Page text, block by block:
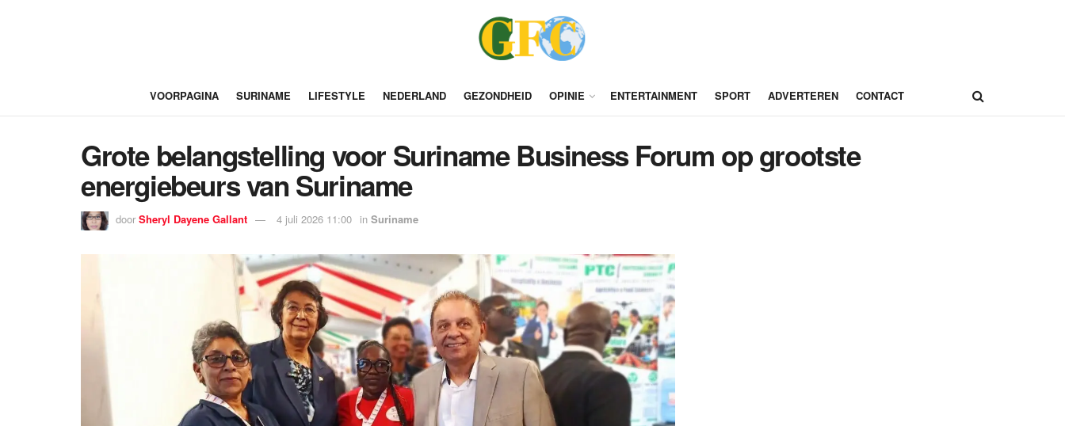
VOORPAGINA SURINAME LIFESTYLE NEDERLAND GEZONDHEID OPINIE ENTERTAINMENT SPORT ADVERTEREN CONTACT
Grote belangstelling voor Suriname Business Forum op grootste
energiebeurs van Suriname
door Sheryl Dayene Gallant 4 juli 2026 11:00 in Suriname